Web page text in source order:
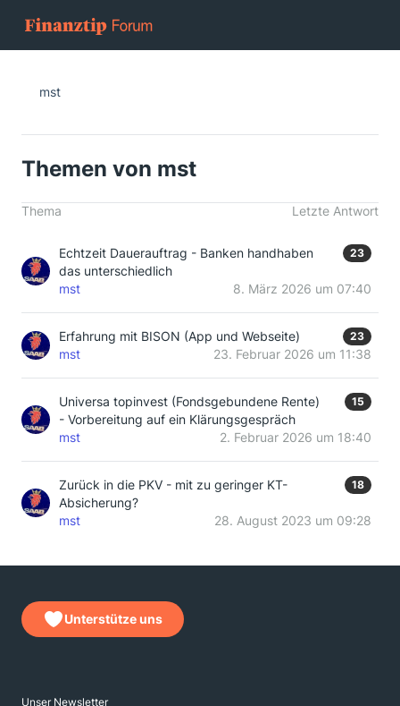
mst
Themen von mst
Thema Letzte Antwort
Echtzeit Dauerauftrag - Banken handhaben
das unterschiedlich
23
mst 8. März 2026 um 07:40
Erfahrung mit BISON (App und Webseite) 23
mst 23. Februar 2026 um 11:38
Universa topinvest (Fondsgebundene Rente)
- Vorbereitung auf ein Klärungsgespräch
15
mst 2. Februar 2026 um 18:40
Zurück in die PKV - mit zu geringer KT-
Absicherung?
18
mst 28. August 2023 um 09:28
Unterstütze uns